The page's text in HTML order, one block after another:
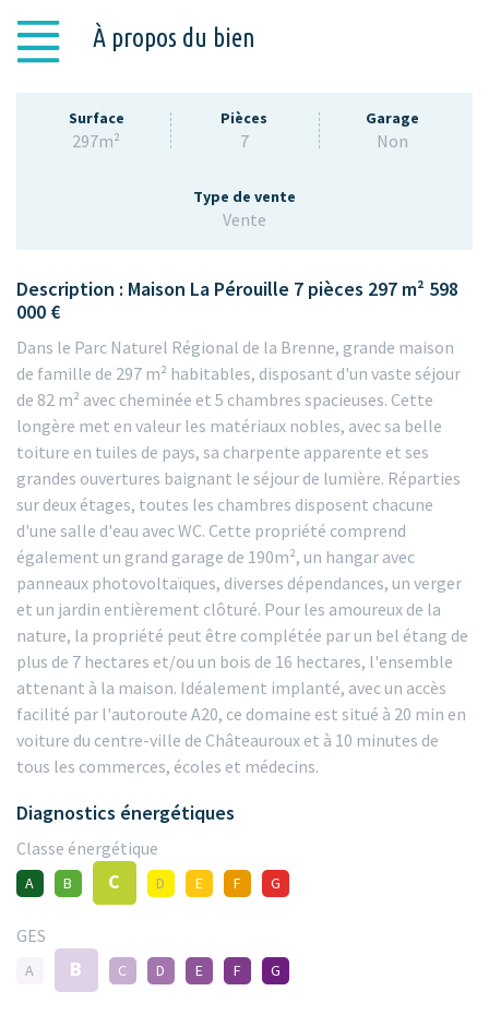
À propos du bien
Surface
297m²
Pièces
7
Garage
Non
Type de vente
Vente
Description : Maison La Pérouille 7 pièces 297 m² 598
000 €
Dans le Parc Naturel Régional de la Brenne, grande maison
de famille de 297 m² habitables, disposant d'un vaste séjour
de 82 m² avec cheminée et 5 chambres spacieuses. Cette
longère met en valeur les matériaux nobles, avec sa belle
toiture en tuiles de pays, sa charpente apparente et ses
grandes ouvertures baignant le séjour de lumière. Réparties
sur deux étages, toutes les chambres disposent chacune
d'une salle d'eau avec WC. Cette propriété comprend
également un grand garage de 190m², un hangar avec
panneaux photovoltaïques, diverses dépendances, un verger
et un jardin entièrement clôturé. Pour les amoureux de la
nature, la propriété peut être complétée par un bel étang de
plus de 7 hectares et/ou un bois de 16 hectares, l'ensemble
attenant à la maison. Idéalement implanté, avec un accès
facilité par l'autoroute A20, ce domaine est situé à 20 min en
voiture du centre-ville de Châteauroux et à 10 minutes de
tous les commerces, écoles et médecins.
Diagnostics énergétiques
Classe énergétique
A B C D E F G
GES
A B C D E F G